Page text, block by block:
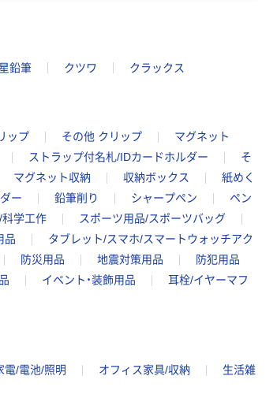
鉛筆 クツワ クラックス
ップ その他 クリップ
マグネット
ストラップ付名札/IDカードホルダー
そ
マグネット収納 収納ボックス
紙めく
ー 鉛筆削り シャープペン
ペン
学工作
スポーツ用品/スポーツバッグ
品
タブレット/スマホ/スマートウォッチアク
防災用品 地震対策用品
防犯用品
イベント・装飾用品
耳栓/イヤーマフ
電/電池/照明 オフィス家具/収納
生活雑